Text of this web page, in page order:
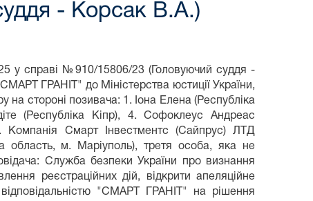
- Корсак В.А.)
у справі №910/15806/23 (Головуючий суддя -
ГРАНІТ" до Міністерства юстиції України,
на стороні позивача: 1. Іона Елена (Республіка
(Республіка Кіпр), 4. Софоклеус Андреас
Компанія Смарт Інвестментс (Сайпрус) ЛТД
область, м. Маріуполь), третя особа, яка не
Служба безпеки України про визнання
реєстраційних дій, відкрити апеляційне
"СМАРТ ГРАНІТ" на рішення